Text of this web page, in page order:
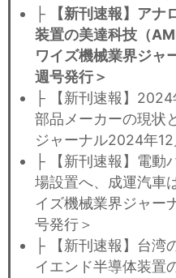
├
【新刊速報】ア
装置の美達科技（
ワイズ機械業界ジャ
週号発行＞
├ 【新刊速報】
部品メーカーの現状
ジャーナル2024年
├ 【新刊速報】電動
場設置へ、成運汽車
イズ機械業界ジャー
号発行＞
├ 【新刊速報】台湾
イエンド半導体装置